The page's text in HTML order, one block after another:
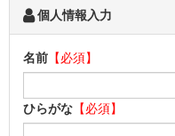
個人情報入力
名前 【必須】
ひらがな 【必須】